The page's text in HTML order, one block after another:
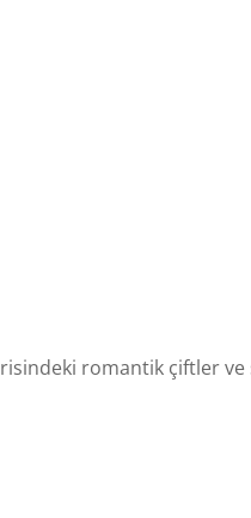
romantik çiftler